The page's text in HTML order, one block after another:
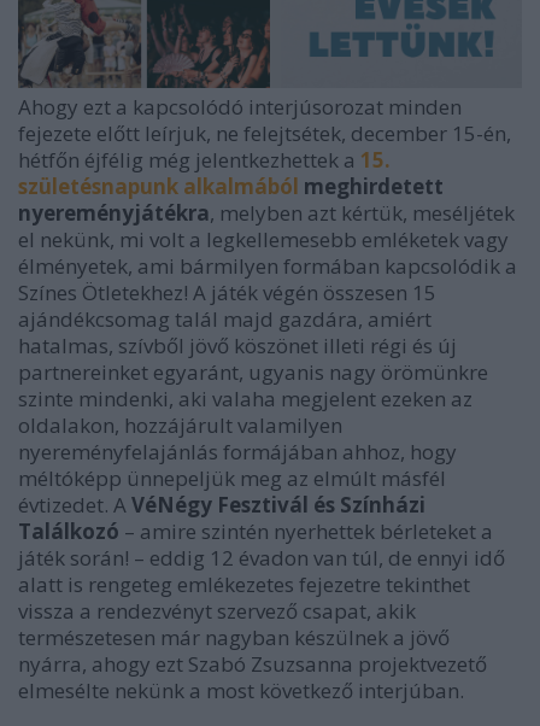
Ahogy ezt a kapcsolódó interjúsorozat minden
fejezete előtt leírjuk, ne felejtsétek, december 15-én,
hétfőn éjfélig még jelentkezhettek a 15.
születésnapunk alkalmából meghirdetett
nyereményjátékra, melyben azt kértük, meséljétek
el nekünk, mi volt a legkellemesebb emléketek vagy
élményetek, ami bármilyen formában kapcsolódik a
Színes Ötletekhez! A játék végén összesen 15
ajándékcsomag talál majd gazdára, amiért
hatalmas, szívből jövő köszönet illeti régi és új
partnereinket egyaránt, ugyanis nagy örömünkre
szinte mindenki, aki valaha megjelent ezeken az
oldalakon, hozzájárult valamilyen
nyereményfelajánlás formájában ahhoz, hogy
méltóképp ünnepeljük meg az elmúlt másfél
évtizedet. AVéNégy Fesztivál és Színházi
Találkozó – amire szintén nyerhettek bérleteket a
játék során! – eddig 12 évadon van túl, de ennyi idő
alatt is rengeteg emlékezetes fejezetre tekinthet
vissza a rendezvényt szervező csapat, akik
természetesen már nagyban készülnek a jövő
nyárra, ahogy ezt Szabó Zsuzsanna projektvezető
elmesélte nekünk a most következő interjúban.